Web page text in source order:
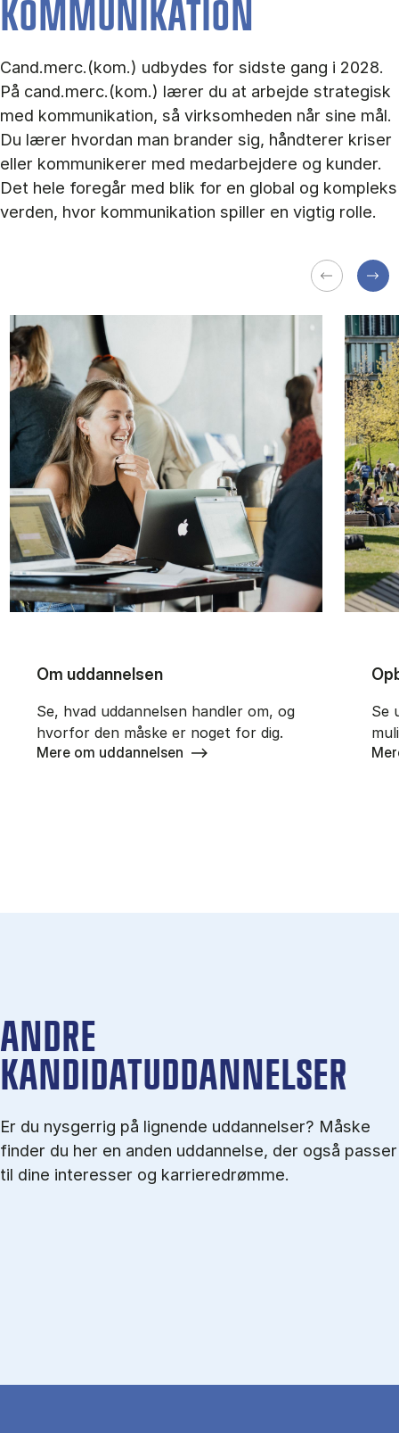
KOMMUNIKATION
Cand.merc.(kom.) udbydes for sidste gang i 2028.
På cand.merc.(kom.) lærer du at arbejde strategisk
med kommunikation, så virksomheden når sine mål.
Du lærer hvordan man brander sig, håndterer kriser
eller kommunikerer med medarbejdere og kunder.
Det hele foregår med blik for en global og kompleks
verden, hvor kommunikation spiller en vigtig rolle.
Om uddannelsen
Se, hvad uddannelsen handler om, og
hvorfor den måske er noget for dig.
Mere om uddannelsen
Se
ANDRE
KANDIDATUDDANNELSER
Er du nysgerrig på lignende uddannelser? Måske
finder du her en anden uddannelse, der også passer
til dine interesser og karrieredrømme.